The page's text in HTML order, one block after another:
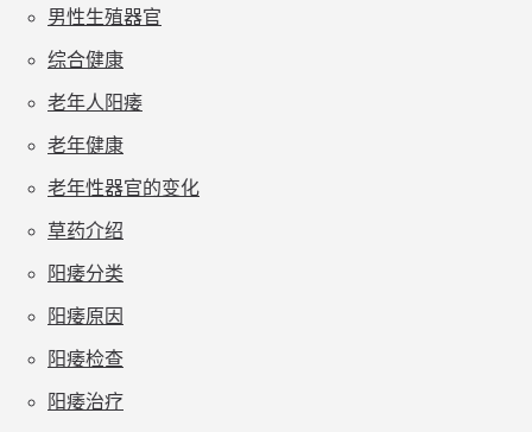
男性生殖器官
综合健康
老年人阳痿
老年健康
老年性器官的变化
草药介绍
阳痿分类
阳痿原因
阳痿检查
阳痿治疗